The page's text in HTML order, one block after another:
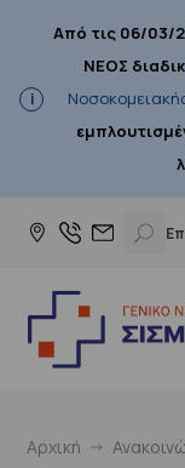
Από τις 06/03/
ΝΕΟΣ
Αρχική